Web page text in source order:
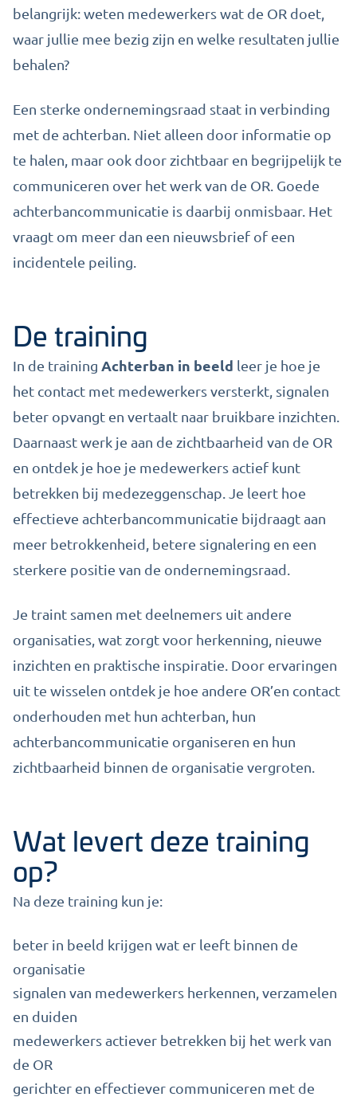
belangrijk: weten medewerkers wat de OR doet,
waar jullie mee bezig zijn en welke resultaten jullie
behalen?
Een sterke ondernemingsraad staat in verbinding
met de achterban. Niet alleen door informatie op
te halen, maar ook door zichtbaar en begrijpelijk te
communiceren over het werk van de OR. Goede
achterbancommunicatie is daarbij onmisbaar. Het
vraagt om meer dan een nieuwsbrief of een
incidentele peiling.
De training
In de training Achterban in beeld leer je hoe je
het contact met medewerkers versterkt, signalen
beter opvangt en vertaalt naar bruikbare inzichten.
Daarnaast werk je aan de zichtbaarheid van de OR
en ontdek je hoe je medewerkers actief kunt
betrekken bij medezeggenschap. Je leert hoe
effectieve achterbancommunicatie bijdraagt aan
meer betrokkenheid, betere signalering en een
sterkere positie van de ondernemingsraad.
Je traint samen met deelnemers uit andere
organisaties, wat zorgt voor herkenning, nieuwe
inzichten en praktische inspiratie. Door ervaringen
uit te wisselen ontdek je hoe andere OR’en contact
onderhouden met hun achterban, hun
achterbancommunicatie organiseren en hun
zichtbaarheid binnen de organisatie vergroten.
Wat levert deze training
op?
Na deze training kun je:
beter in beeld krijgen wat er leeft binnen de
organisatie
signalen van medewerkers herkennen, verzamelen
en duiden
medewerkers actiever betrekken bij het werk van
de OR
gerichter en effectiever communiceren met de